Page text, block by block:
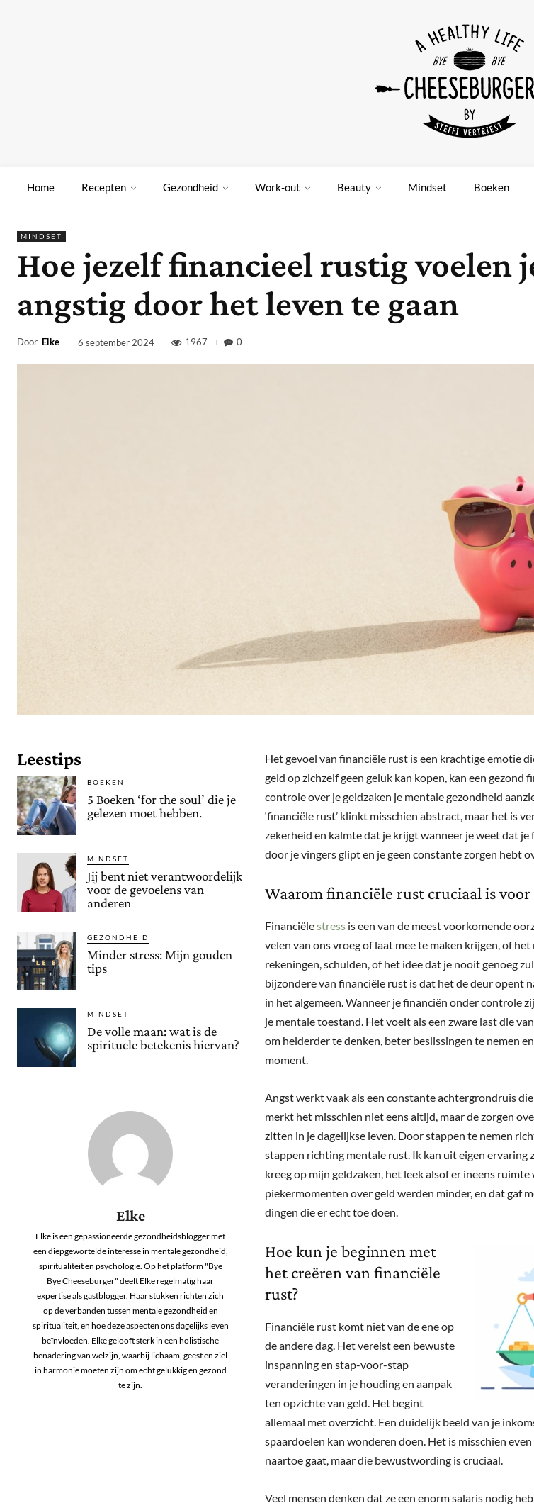
Home Recepten Gezondheid Work-out Beauty Mindset Boeken
MINDSET
Hoe jezelf financieel rustig voelen
angstig door het leven te gaan
Door Elke 6 september 2024 1967 0
Leestips
BOEKEN
5 Boeken ‘for the soul’ die je
gelezen moet hebben.
MINDSET
Jij bent niet verantwoordelijk
voor de gevoelens van
anderen
GEZONDHEID
Minder stress: Mijn gouden
tips
MINDSET
De volle maan: wat is de
spirituele betekenis hiervan?
Elke
Elke is een gepassioneerde gezondheidsblogger met
een diepgewortelde interesse in mentale gezondheid,
spiritualiteit en psychologie. Op het platform "Bye
Bye Cheeseburger" deelt Elke regelmatig haar
expertise als gastblogger. Haar stukken richten zich
op de verbanden tussen mentale gezondheid en
spiritualiteit, en hoe deze aspecten ons dagelijks leven
beïnvloeden. Elke gelooft sterk in een holistische
benadering van welzijn, waarbij lichaam, geest en ziel
in harmonie moeten zijn om echt gelukkig en gezond
te zijn.
Het gevoel van financiële rust is een krachtige emotie
geld op zichzelf geen geluk kan kopen, kan een gezond
controle over je geldzaken je mentale gezondheid
‘financiële rust’ klinkt misschien abstract, maar het is
zekerheid en kalmte dat je krijgt wanneer je weet dat je
door je vingers glipt en je geen constante zorgen hebt
Waarom financiële rust cruciaal is
Financiëlestress is een van de meest voorkomende
velen van ons vroeg of laat mee te maken krijgen, of
rekeningen, schulden, of het idee dat je nooit genoeg
bijzondere van financiële rust is dat het de deur opent
in het algemeen. Wanneer je financiën onder controle
je mentale toestand. Het voelt als een zware last die
om helderder te denken, beter beslissingen te nemen
moment.
Angst werkt vaak als een constante achtergrondruis die
merkt het misschien niet eens altijd, maar de zorgen
zitten in je dagelijkse leven. Door stappen te nemen
stappen richting mentale rust. Ik kan uit eigen ervaring
kreeg op mijn geldzaken, het leek alsof er ineens
piekermomenten over geld werden minder, en dat gaf
dingen die er echt toe doen.
Hoe kun je beginnen met
het creëren van financiële
rust?
Financiële rust komt niet van de ene op
de andere dag. Het vereist een bewuste
inspanning en stap-voor-stap
veranderingen in je houding en aanpak
ten opzichte van geld. Het begint
allemaal met overzicht. Een duidelijk beeld van je
spaardoelen kan wonderen doen. Het is misschien
naartoe gaat, maar die bewustwording is cruciaal.
Veel mensen denken dat ze een enorm salaris nodig